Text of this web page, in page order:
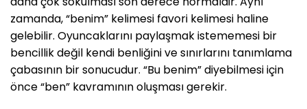
zamanda, “benim” kelimesi favori kelimesi haline
gelebilir. Oyuncaklarını paylaşmak istememesi bir
bencillik değil kendi benliğini ve sınırlarını tanımlama
çabasının bir sonucudur. “Bu benim” diyebilmesi için
önce “ben” kavramının oluşması gerekir.